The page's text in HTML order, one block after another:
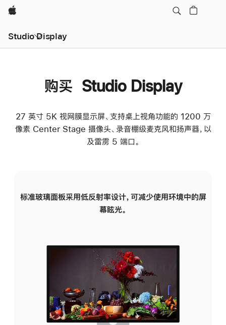
Apple
Studio Display
购买 Studio Display
27 英寸 5K 视网膜显示屏、支持桌上视角功能的 1200 万
像素 Center Stage 摄像头、录音棚级麦克风和扬声器，以
及雷雳 5 端口。
标准玻璃面板采用低反射率设计，可减少使用环境中的屏
幕眩光。